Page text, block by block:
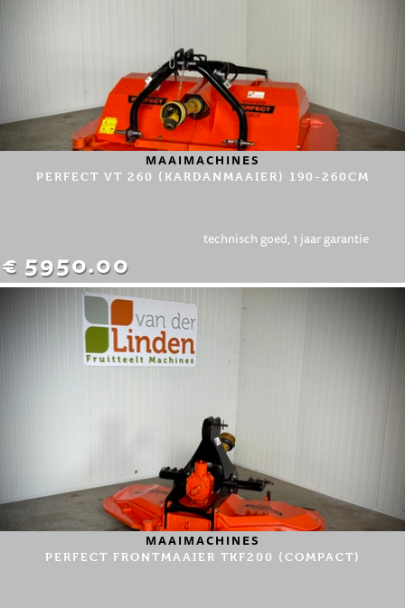
MAAIMACHINES
PERFECT VT 260 (KARDANMAAIER) 190-260CM
€ 5950.00
technisch goed, 1 jaar garantie
MAAIMACHINES
PERFECT FRONTMAAIER TKF200 (COMPACT)